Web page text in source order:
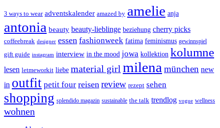
3 ways to wear adventskalender amazed by amelie anja
antonia beauty beauty-lieblinge beziehung cherry picks
coffeebreak designer essen fashionweek fatima feminismus gewinnspiel
gift guide instagram interview in the mood jowa kollektion kolumne
lesen letmeworkit liebe material girl milena münchen new
in outfit petit four reisen review rezept sehen
shopping splendido magazin sustainable the talk trendlog vogue wellness
wohnen